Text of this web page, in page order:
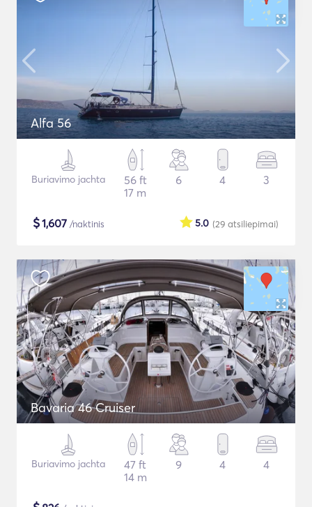
Alfa 56
Buriavimo jachta
56 ft
17 m
6 4 3
$1,607 /naktinis (29 atsiliepimai)
5.0
Bavaria 46 Cruiser
Buriavimo jachta
47 ft
14 m
9 4 4